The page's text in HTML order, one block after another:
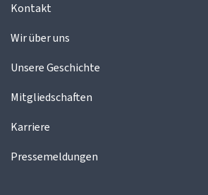
Kontakt
Wir über uns
Unsere Geschichte
Mitgliedschaften
Karriere
Pressemeldungen